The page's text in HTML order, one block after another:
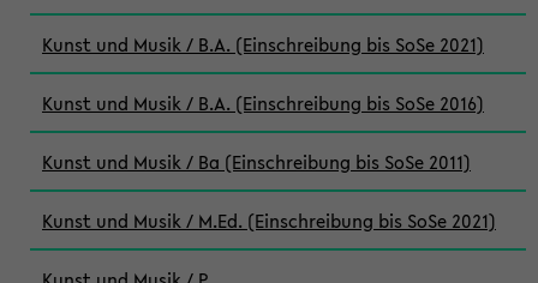
Kunst und Musik / B.A. (Einschreibung bis SoSe 2021)
Kunst und Musik / B.A. (Einschreibung bis SoSe 2016)
Kunst und Musik / Ba (Einschreibung bis SoSe 2011)
Kunst und Musik / M.Ed. (Einschreibung bis SoSe 2021)